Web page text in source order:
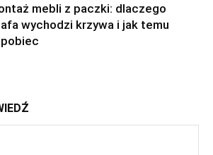
mebli z paczki: dlaczego
wychodzi krzywa i jak temu